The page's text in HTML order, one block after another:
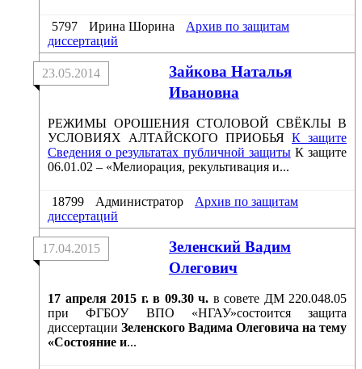
5797 Ирина Шорина
Архив по защитам
диссертаций
Зайкова Наталья
Ивановна
23.05.2014
РЕЖИМЫ ОРОШЕНИЯ СТОЛОВОЙ СВЁКЛЫ В
УСЛОВИЯХ АЛТАЙСКОГО ПРИОБЬЯ К защите
Сведения о результатах публичной защиты К защите
06.01.02 – «Мелиорация, рекультивация и...
18799 Администратор
Архив по защитам
диссертаций
Зеленский Вадим
Олегович
17.04.2015
17 апреля 2015 г. в 09.30 ч. в совете ДМ 220.048.05
при ФГБОУ ВПО «НГАУ»состоится защита
диссертации Зеленского Вадима Олеговича на тему
«Состояние и...